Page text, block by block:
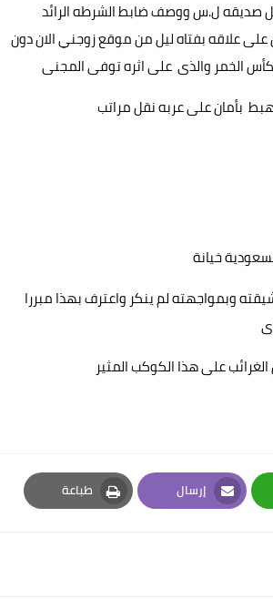
صديقه ل.س ووصف ضابط الشرطه الرائد
على علاقه بفتاه ليل من موقع زوجني الان دون
الخمر والذى على اثره توفى المجنى
بأمان على عربه نقل مراتب
خيانة
وبمواجهته لم ينكر واعترف بهذا مبررا
إرسال
Email
طباعة
Print